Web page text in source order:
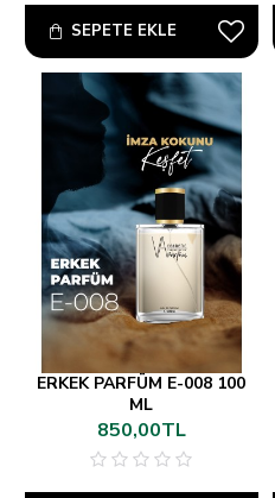
SEPETE EKLE
ERKEK PARFÜM E-008 100
ML
850,00TL